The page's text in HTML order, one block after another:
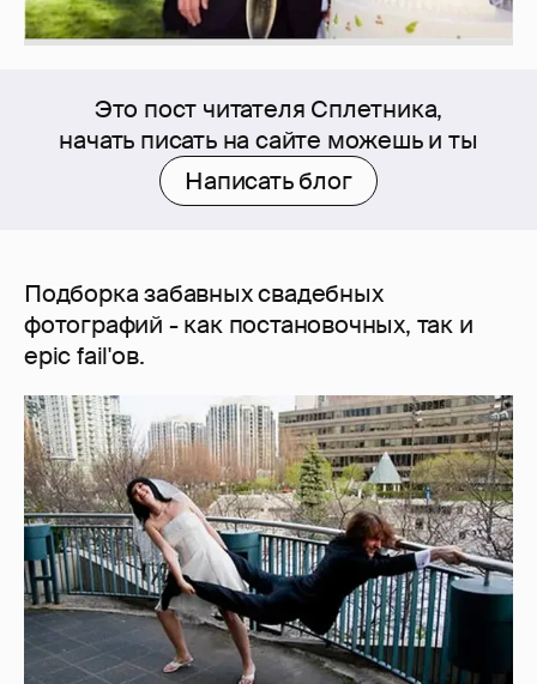
Это пост читателя Сплетника,
начать писать на сайте можешь и ты
Написать блог
Подборка забавных свадебных
фотографий - как постановочных, так и
epic fail'ов.